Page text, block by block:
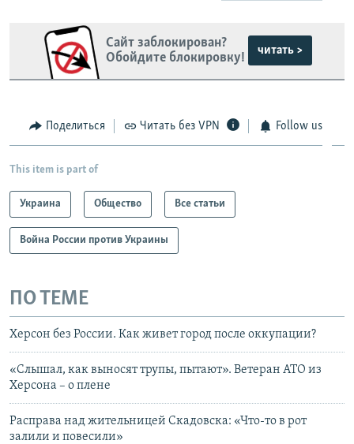
Сайт заблокирован?
Обойдите блокировку!
читать >
Поделиться Читать без VPN Follow us
This item is part of
Украина Общество Все статьи
Война России против Украины
ПО ТЕМЕ
Херсон без России. Как живет город после оккупации?
«Слышал, как выносят трупы, пытают». Ветеран АТО из
Херсона – о плене
Расправа над жительницей Скадовска: «Что-то в рот
залили и повесили»